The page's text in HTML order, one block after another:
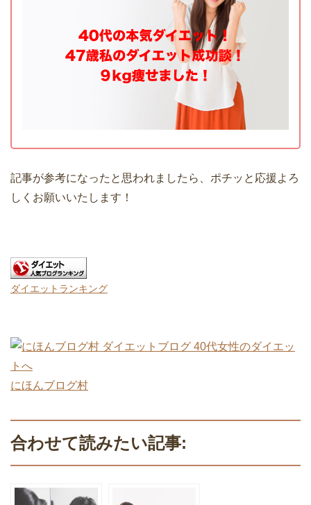
記事が参考になったと思われましたら、ポチッと応援よろ
しくお願いいたします！
ダイエットランキング
にほんブログ村
合わせて読みたい記事: